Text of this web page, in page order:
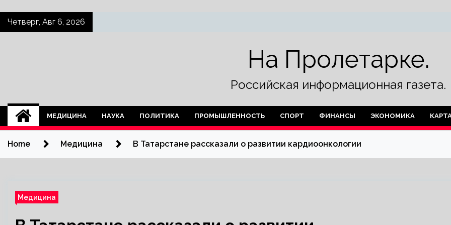
SkipЧетверг, Авг 6, 2026
На Пролетарке.
Российская информационная газета.
МЕДИЦИНА НАУКА ПОЛИТИКА ПРОМЫШЛЕННОСТЬ СПОРТ ФИНАНСЫ ЭКОНОМИКА
Home Медицина В Татарстане рассказали о развитии кардиоонкологии
Медицина